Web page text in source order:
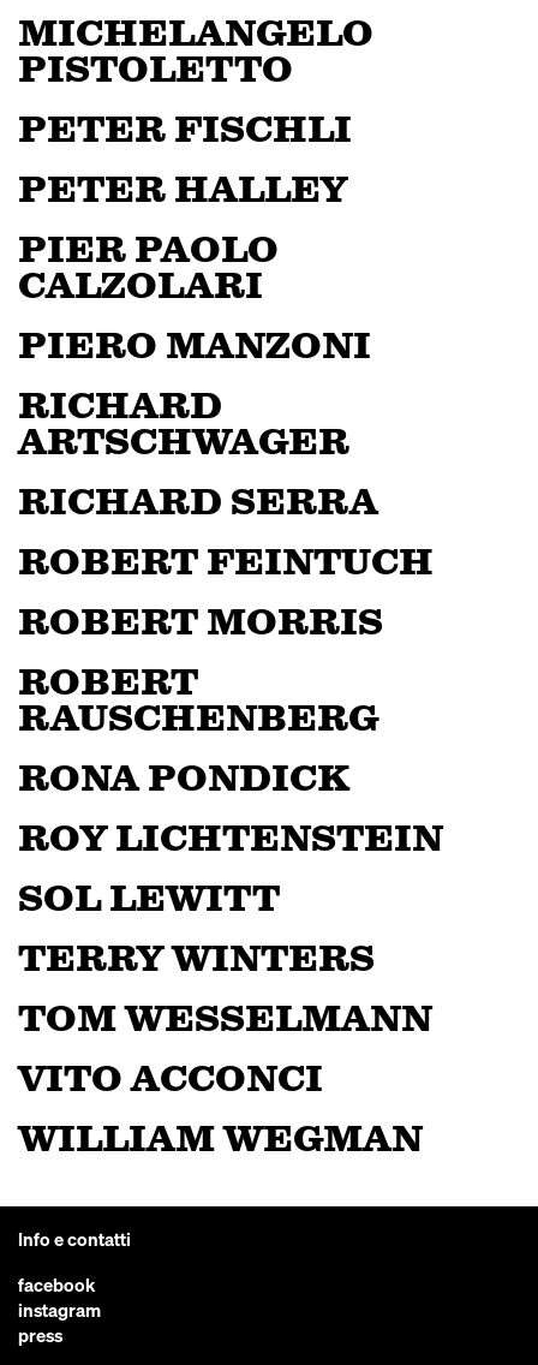
MICHELANGELO
PISTOLETTO
PETER FISCHLI
PETER HALLEY
PIER PAOLO
CALZOLARI
PIERO MANZONI
RICHARD
ARTSCHWAGER
RICHARD SERRA
ROBERT FEINTUCH
ROBERT MORRIS
ROBERT
RAUSCHENBERG
RONA PONDICK
ROY LICHTENSTEIN
SOL LEWITT
TERRY WINTERS
TOM WESSELMANN
VITO ACCONCI
WILLIAM WEGMAN
Info e contatti
facebook
instagram
press